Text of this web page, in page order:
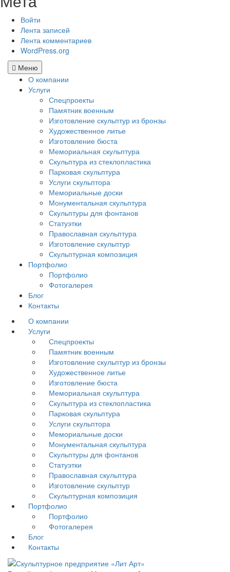
Войти
Лента записей
Лента комментариев
WordPress.org
Меню
О компании
Услуги
Спецпроекты
Памятник военным
Изготовление скульптур из бронзы
Художественное литье
Изготовление бюста
Мемориальная скульптура
Скульптура из стеклопластика
Парковая скульптура
Услуги скульптора
Мемориальные доски
Монументальная скульптура
Скульптуры для фонтанов
Статуэтки
Православная скульптура
Изготовление скульптур
Скульптурная композиция
Портфолио
Портфолио
Фотогалерея
Блог
Контакты
О компании
Услуги
Спецпроекты
Памятник военным
Изготовление скульптур из бронзы
Художественное литье
Изготовление бюста
Мемориальная скульптура
Скульптура из стеклопластика
Парковая скульптура
Услуги скульптора
Мемориальные доски
Монументальная скульптура
Скульптуры для фонтанов
Статуэтки
Православная скульптура
Изготовление скульптур
Скульптурная композиция
Портфолио
Портфолио
Фотогалерея
Блог
Контакты